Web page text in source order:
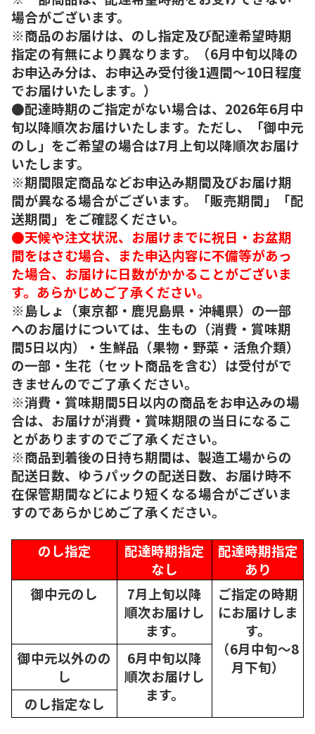
場合がございます。
※商品のお届けは、のし指定及び配達希望時期
指定の有無により異なります。（6月中旬以降の
お申込み分は、お申込み受付後1週間～10日程度
でお届けいたします。）
●配達時期のご指定がない場合は、2026年6月中
旬以降順次お届けいたします。ただし、「御中元
のし」をご希望の場合は7月上旬以降順次お届け
いたします。
※期間限定商品などお申込み期間及びお届け期
間が異なる場合がございます。「販売期間」「配
送期間」をご確認ください。
●天候や注文状況、お届けまでに祝日・お盆期
間をはさむ場合、また申込内容に不備等があっ
た場合、お届けに日数がかかることがございま
す。あらかじめご了承ください。
※島しょ（東京都・鹿児島県・沖縄県）の一部
へのお届けについては、生もの（消費・賞味期
間5日以内）・生鮮品（果物・野菜・活魚介類）
の一部・生花（セット商品を含む）は受付がで
きませんのでご了承ください。
※消費・賞味期間5日以内の商品をお申込みの場
合は、お届けが消費・賞味期限の当日になるこ
とがありますのでご了承ください。
※商品到着後の日持ち期間は、製造工場からの
配送日数、ゆうパックの配送日数、お届け時不
在保管期間などにより短くなる場合がございま
すのであらかじめご了承ください。
のし指定
配達時期指定
なし
配達時期指定
あり
御中元のし
7月上旬以降
順次お届けし
ます。
ご指定の時期
にお届けしま
す。
（6月中旬～8
月下旬）
御中元以外のの
し
6月中旬以降
順次お届けし
ます。
のし指定なし